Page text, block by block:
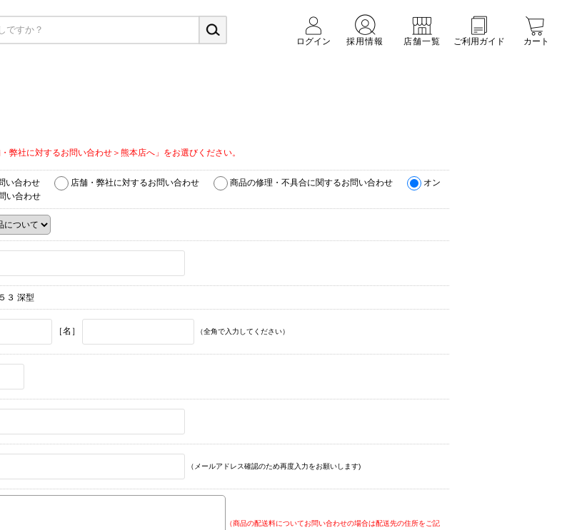
ログイン
採用情報 店舗一覧 ご利用ガイド カート
社に対するお問い合わせ＞熊本店へ」をお選びください。
い合わせ 店舗・弊社に対するお問い合わせ 商品の修理・不具合に関するお問い合わせ
オン
い合わせ
３ 深型
［名］ （全角で入力してください）
（メールアドレス確認のため再度入力をお願いします)
（商品の配送料についてお問い合わせの場合は配送先の住所をご記